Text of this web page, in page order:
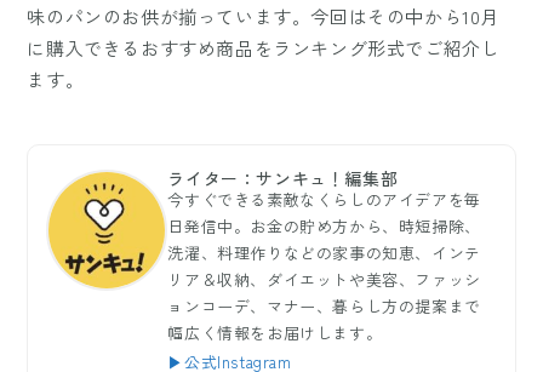
味のパンのお供が揃っています。今回はその中から10月
に購入できるおすすめ商品をランキング形式でご紹介し
ます。
ライター：サンキュ！編集部
今すぐできる素敵なくらしのアイデアを毎
日発信中。お金の貯め方から、時短掃除、
洗濯、料理作りなどの家事の知恵、インテ
リア＆収納、ダイエットや美容、ファッシ
ョンコーデ、マナー、暮らし方の提案まで
幅広く情報をお届けします。
▶公式Instagram